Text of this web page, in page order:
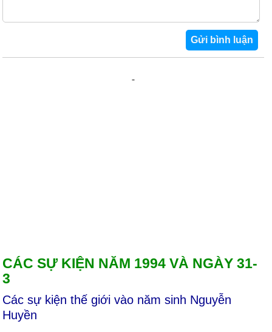
CÁC SỰ KIỆN NĂM 1994 VÀ NGÀY 31-
3
Các sự kiện thế giới vào năm sinh Nguyễn
Huyền